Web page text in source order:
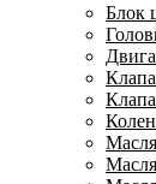
Блок